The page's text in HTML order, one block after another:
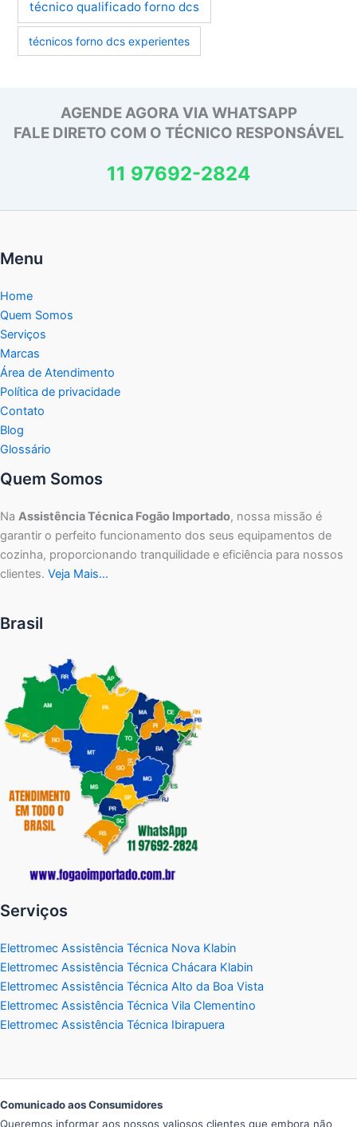
técnico qualificado forno dcs
técnicos forno dcs experientes
AGENDE AGORA VIA WHATSAPP
FALE DIRETO COM O TÉCNICO RESPONSÁVEL
11 97692-2824
Menu
Home
Quem Somos
Serviços
Marcas
Área de Atendimento
Política de privacidade
Contato
Blog
Glossário
Quem Somos
Na Assistência Técnica Fogão Importado, nossa missão é
garantir o perfeito funcionamento dos seus equipamentos de
cozinha, proporcionando tranquilidade e eficiência para nossos
clientes. Veja Mais…
Brasil
Serviços
Elettromec Assistência Técnica Nova Klabin
Elettromec Assistência Técnica Chácara Klabin
Elettromec Assistência Técnica Alto da Boa Vista
Elettromec Assistência Técnica Vila Clementino
Elettromec Assistência Técnica Ibirapuera
Comunicado aos Consumidores
Queremos informar aos nossos valiosos clientes que embora não